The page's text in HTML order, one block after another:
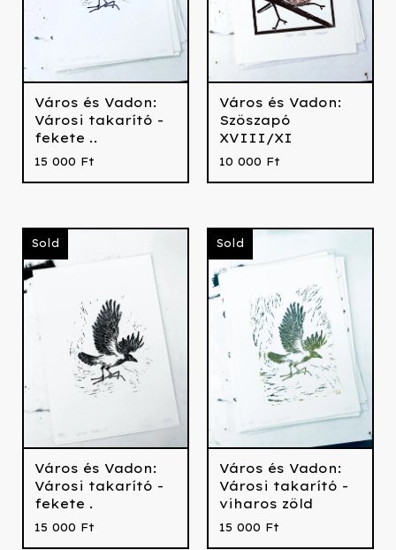
Város és Vadon:
Városi takarító -
fekete ..
15 000 Ft
Város és Vadon:
Szöszapó
XVIII/XI
10 000 Ft
Sold
Város és Vadon:
Városi takarító -
fekete .
15 000 Ft
Sold
Város és Vadon:
Városi takarító -
viharos zöld
15 000 Ft